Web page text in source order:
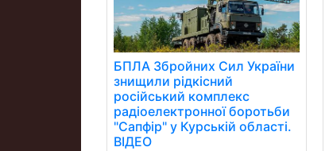
БПЛА Збройних Сил України
знищили рідкісний
російський комплекс
радіоелектронної боротьби
"Сапфір" у Курській області.
ВІДЕО